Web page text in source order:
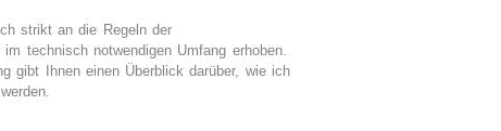
strikt an die Regeln der
technisch notwendigen Umfang erhoben.
gibt Ihnen einen Überblick darüber, wie ich